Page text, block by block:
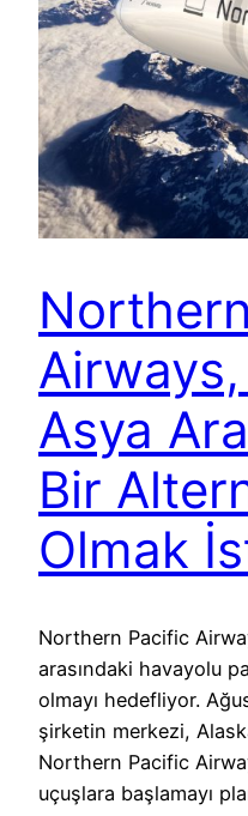
Asya
Bir
Olmak
Northern Pacific
arasındaki havayolu
olmayı hedefliyor.
şirketin merkezi,
Northern Pacific
uçuşlara başlamayı